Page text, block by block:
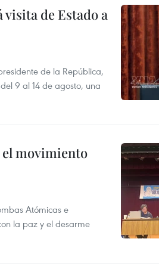
de Estado a
de la República,
9 al 14 de agosto, una
movimiento
Atómicas e
la paz y el desarme